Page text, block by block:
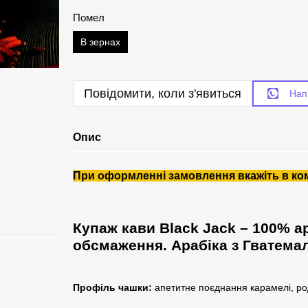
Помел
В зернах
Повідомити, коли з'явиться
Опис
При оформленні замовлення вкажіть в
Купаж кави Black Jack – 100%
обсмаження. Арабіка з
Профіль чашки: апетитне поєднання карамелі,